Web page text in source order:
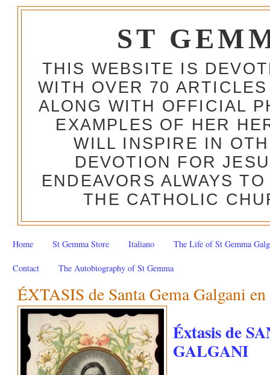
ST
THIS WEBSITE IS
WITH OVER 70
ALONG WITH OFFICIAL
EXAMPLES OF HER
WILL INSPIRE IN
DEVOTION FOR
ENDEAVORS ALWAYS
THE CATHOLIC
Home St Gemma Store Italiano The Life of St Gemma
Contact The Autobiography of St Gemma
ÉXTASIS de Santa Gema Galgani
Éxtasis de
GALGANI